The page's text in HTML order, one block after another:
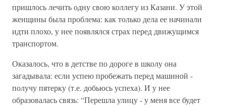
пришлось лечить одну свою коллегу из Казани. У этой
женщины была проблема: как только дела ее начинали
идти плохо, у нее появлялся страх перед движущимся
транспортом.
Оказалось, что в детстве по дороге в школу она
загадывала: если успею пробежать перед машиной -
получу пятерку (т.е. добьюсь успеха). И у нее
образовалась связь: “Перешла улицу - у меня все будет